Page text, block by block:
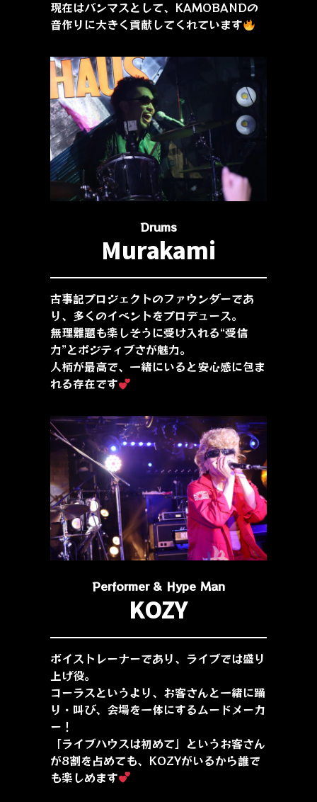
現在はバンマスとして、KAMOBANDの
音作りに大きく貢献してくれています
Drums
Murakami
古事記プロジェクトのファウンダーであ
り、多くのイベントをプロデュース。
無理難題も楽しそうに受け入れる“受信
力”とポジティブさが魅力。
人柄が最高で、一緒にいると安心感に包ま
れる存在です
Performer & Hype Man
KOZY
ボイストレーナーであり、ライブでは盛り
上げ役。
コーラスというより、お客さんと一緒に踊
り・叫び、会場を一体にするムードメーカ
ー！
「ライブハウスは初めて」というお客さん
が8割を占めても、KOZYがいるから誰で
も楽しめます